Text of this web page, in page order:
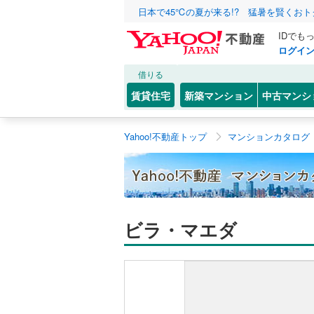
日本で45℃の夏が来る!? 猛暑を賢くおト
IDでも
ログイン
借りる
賃貸住宅 新築マンション 中古マンシ
Yahoo!不動産トップ マンションカタログ
ビラ・マエダ